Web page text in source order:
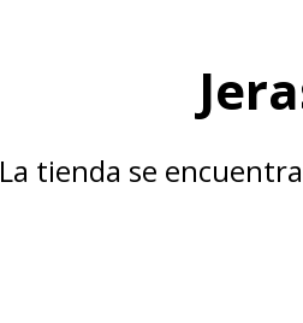
La tienda se